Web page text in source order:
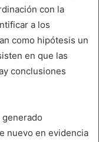
con la
a los
como hipótesis un
en que las
conclusiones
nuevo en evidencia